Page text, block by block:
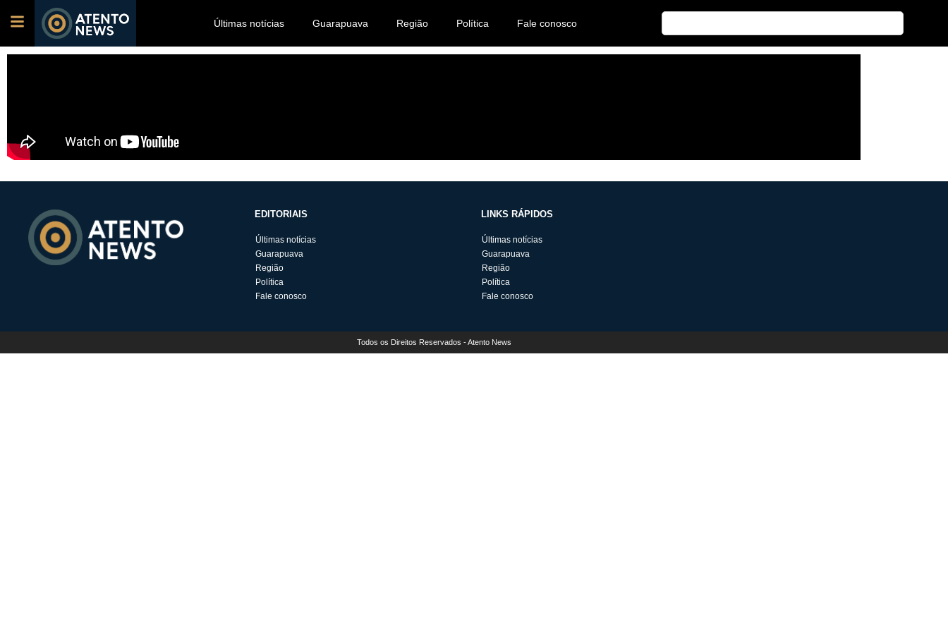
Últimas notícias Guarapuava Região Política Fale conosco
EDITORIAIS
Últimas notícias
Guarapuava
Região
Política
Fale conosco
LINKS RÁPIDOS
Últimas notícias
Guarapuava
Região
Política
Fale conosco
Todos os Direitos Reservados - Atento News